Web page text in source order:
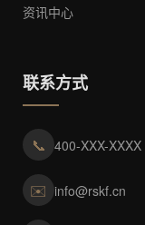
资讯中心
联系方式
📞 400-XXX-XXXX
✉️ info@rskf.cn